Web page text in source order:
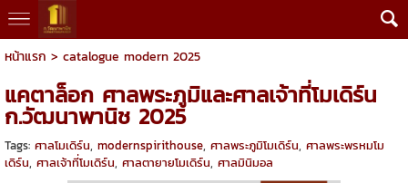
หน้าแรก > catalogue modern 2025
แคตาล็อก ศาลพระภูมิและศาลเจ้าที่โมเดิร์น
ก.วัฒนาพานิช 2025
Tags: ศาลโมเดิร์น, modernspirithouse, ศาลพระภูมิโมเดิร์น, ศาลพระพรหมโม
เดิร์น, ศาลเจ้าที่โมเดิร์น, ศาลตายายโมเดิร์น, ศาลมินิมอล